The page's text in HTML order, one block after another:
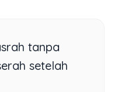
tanpa
setelah